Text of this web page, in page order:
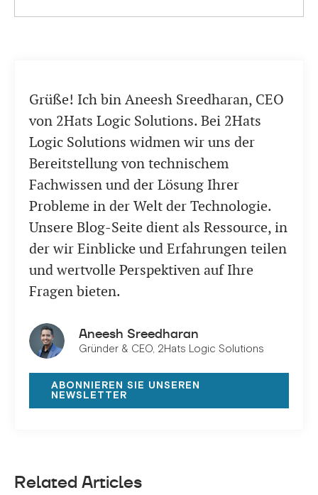
Grüße! Ich bin Aneesh Sreedharan, CEO
von 2Hats Logic Solutions. Bei 2Hats
Logic Solutions widmen wir uns der
Bereitstellung von technischem
Fachwissen und der Lösung Ihrer
Probleme in der Welt der Technologie.
Unsere Blog-Seite dient als Ressource, in
der wir Einblicke und Erfahrungen teilen
und wertvolle Perspektiven auf Ihre
Fragen bieten.
Aneesh Sreedharan
Gründer & CEO, 2Hats Logic Solutions
ABONNIEREN SIE UNSEREN
NEWSLETTER
Related Articles